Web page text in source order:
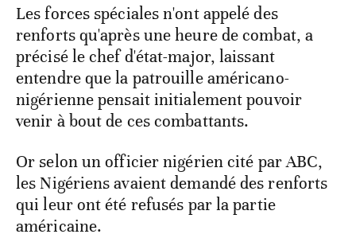
Les forces spéciales n'ont appelé des
renforts qu'après une heure de combat, a
précisé le chef d'état-major, laissant
entendre que la patrouille américano-
nigérienne pensait initialement pouvoir
venir à bout de ces combattants.
Or selon un officier nigérien cité par ABC,
les Nigériens avaient demandé des renforts
qui leur ont été refusés par la partie
américaine.